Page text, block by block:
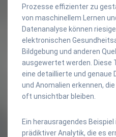
Prozesse effizienter zu
von maschinellem Lernen
Datenanalyse können
elektronischen
Bildgebung und anderen
ausgewertet werden. Diese
eine detaillierte und genaue
und Anomalien erkennen,
oft unsichtbar bleiben.
Ein herausragendes
prädiktiver Analytik, die es